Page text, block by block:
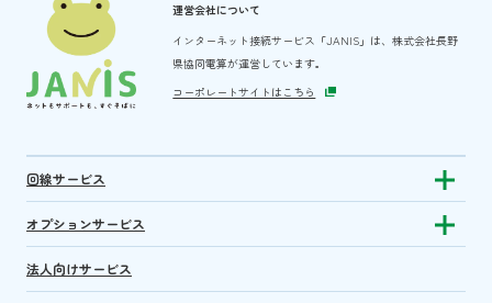
運営会社について
インターネット接続サービス「JANIS」は、株式会社長野
県協同電算が運営しています。
コーポレートサイトはこちら
回線サービス Show
オプションサービス Show
法人向けサービス